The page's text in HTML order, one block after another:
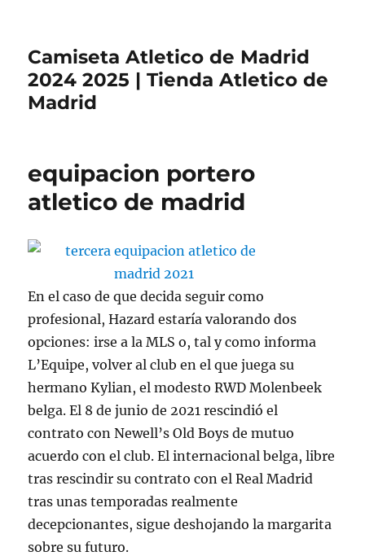
Camiseta Atletico de Madrid
2024 2025 | Tienda Atletico de
Madrid
equipacion portero
atletico de madrid
En el caso de que decida seguir como
profesional, Hazard estaría valorando dos
opciones: irse a la MLS o, tal y como informa
L’Equipe, volver al club en el que juega su
hermano Kylian, el modesto RWD Molenbeek
belga. El 8 de junio de 2021 rescindió el
contrato con Newell’s Old Boys de mutuo
acuerdo con el club. El internacional belga, libre
tras rescindir su contrato con el Real Madrid
tras unas temporadas realmente
decepcionantes, sigue deshojando la margarita
sobre su futuro.